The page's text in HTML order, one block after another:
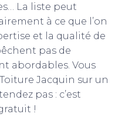
La liste peut
à ce que l’on
et la qualité de
pas de
abordables. Vous
Jacquin sur un
pas : c’est
!